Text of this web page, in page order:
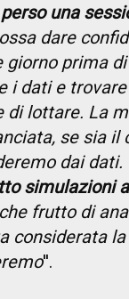
una
dare
giorno prima
i dati e
di lottare. La
se sia il
dai dati.
simulazioni
frutto di
considerata
''.